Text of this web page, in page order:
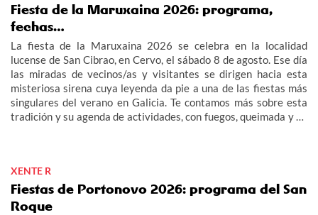
Fiesta de la Maruxaina 2026: programa,
fechas…
La fiesta de la Maruxaina 2026 se celebra en la localidad
lucense de San Cibrao, en Cervo, el sábado 8 de agosto. Ese día
las miradas de vecinos/as y visitantes se dirigen hacia esta
misteriosa sirena cuya leyenda da pie a una de las fiestas más
singulares del verano en Galicia. Te contamos más sobre esta
tradición y su agenda de actividades, con fuegos, queimada y un
XENTE R
Fiestas de Portonovo 2026: programa del San
Roque